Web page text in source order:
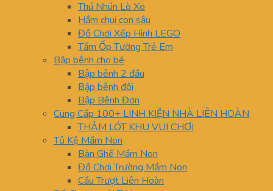
Thú Nhún Lò Xo
Hầm chui con sâu
Đồ Chơi Xếp Hình LEGO
Tấm Ốp Tường Trẻ Em
Bập bênh cho bé
Bập bênh 2 đầu
Bập bênh đôi
Bập Bênh Đơn
Cung Cấp 100+ LINH KIỆN NHÀ LIÊN HOÀN
THẢM LÓT KHU VUI CHƠI
Tủ Kệ Mầm Non
Bàn Ghế Mầm Non
Đồ Chơi Trường Mầm Non
Cầu Trượt Liên Hoàn